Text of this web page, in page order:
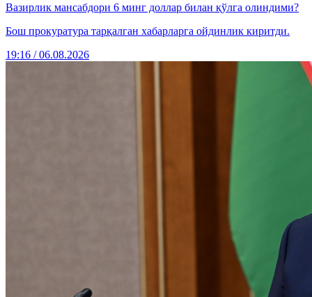
Вазирлик мансабдори 6 минг доллар билан қўлга олиндими?
Бош прокуратура тарқалган хабарларга ойдинлик киритди.
19:16 / 06.08.2026